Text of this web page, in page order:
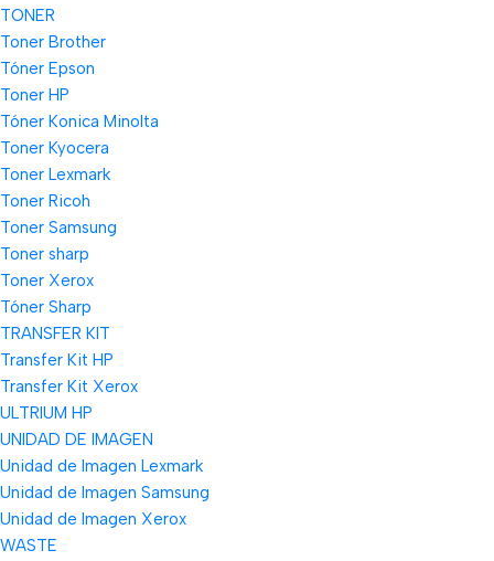
TONER
Toner Brother
Tóner Epson
Toner HP
Tóner Konica Minolta
Toner Kyocera
Toner Lexmark
Toner Ricoh
Toner Samsung
Toner sharp
Toner Xerox
Tóner Sharp
TRANSFER KIT
Transfer Kit HP
Transfer Kit Xerox
ULTRIUM HP
UNIDAD DE IMAGEN
Unidad de Imagen Lexmark
Unidad de Imagen Samsung
Unidad de Imagen Xerox
WASTE